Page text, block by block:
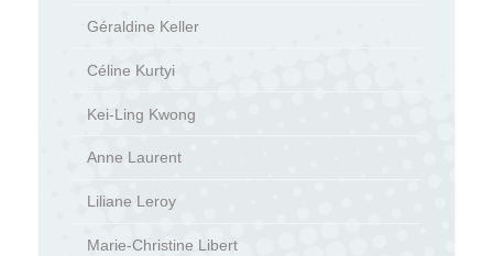
Géraldine Keller
Céline Kurtyi
Kei-Ling Kwong
Anne Laurent
Liliane Leroy
Marie-Christine Libert